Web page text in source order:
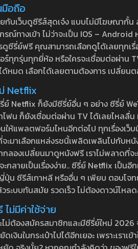
อถือ
กับเว็บดูซีรีส์สุดเจ๋ง แบบไม่มีโฆษณากั้
รณ์ทางเข้า ไม่ว่าจะเป็น IOS –
ดูซีรี่ย์ฟรี คุณสามารถเลือกดูได้เลยทุกเ
ร์ทุกรุ่นทุกยี่ห้อ หรือใครจะเชื่อมต่อผ่าน
ด้หมด เลือกได้เลยตามต้องการ เปลี่ยน
Netflix
ย์ Netflix ก็ยังมีซีรี่ย์อื่น ๆ อย่าง ซีรี่ย์
โฟน ก็ยังเชื่อมต่อผ่าน TV ได้เลยไหลลื่
นให้แพลตฟอร์มไหนอีกต่อไป ทุกเรื่องเว็
จะมาเลือกแหล่งรชนี้เพลิดเพลินไปกับห
ลองเปลี่ยนมาดูหนังฟรี เราไม่พลาดที่
กลายเป็นเรื่องง่าย.. ซีรี่ย์ Netflix เป็น
น ซีรีส์เกาหลี หรืออื่น ๆ เพียบ ตอบโจท
ระบบทันสมัย รวดเร็ว ไม่ต้องดาวน์โห
ม่มีค่าใช้จ่าย
ไม่ต้องสมัครสมาชิกและมีซีรี่ย์ใหม่
ดเงินในกระเป๋าไปได้อีกเยอะ เพราะเร